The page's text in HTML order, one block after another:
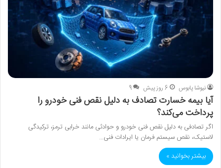
نیوشا پابوس 6 روز پیش 9
آیا بیمه خسارت تصادف به دلیل نقص فنی خودرو را
پرداخت می‌کند؟
اگر تصادفی به دلیل نقص فنی خودرو و حوادثی مانند خرابی ترمز، ترکیدگی
لاستیک، نقص سیستم فرمان یا ایرادات فنی…
بیشتر بخوانید »